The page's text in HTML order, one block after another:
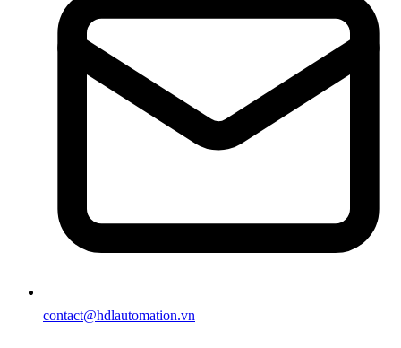
contact@hdlautomation.vn